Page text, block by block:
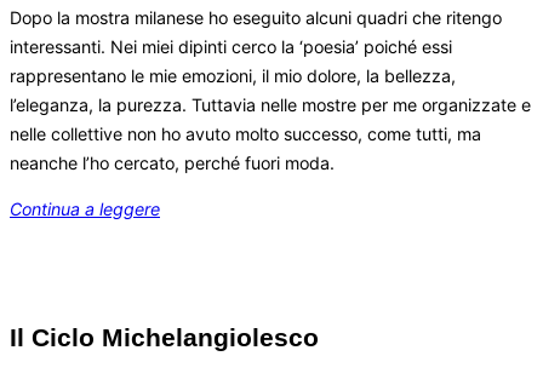
Dopo la mostra milanese ho eseguito alcuni quadri che ritengo
interessanti. Nei miei dipinti cerco la ‘poesia’ poiché essi
rappresentano le mie emozioni, il mio dolore, la bellezza,
l’eleganza, la purezza. Tuttavia nelle mostre per me organizzate e
nelle collettive non ho avuto molto successo, come tutti, ma
neanche l’ho cercato, perché fuori moda.
Continua a leggere
Il Ciclo Michelangiolesco